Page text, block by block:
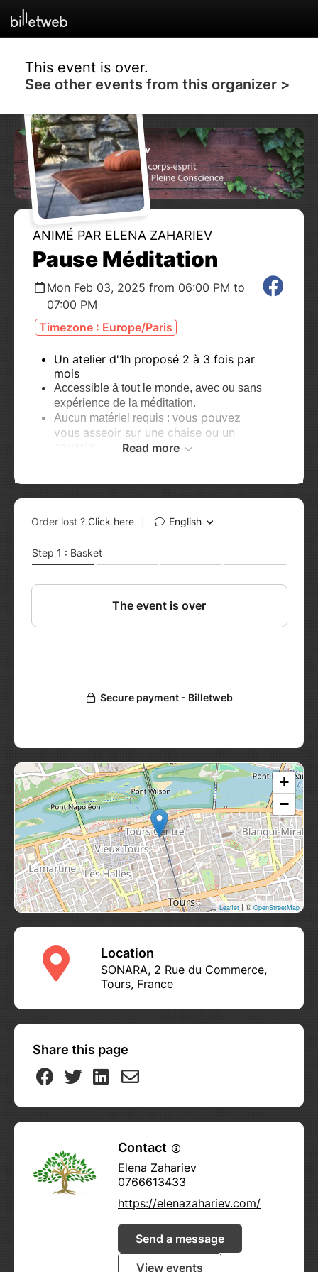
This event is over.
See other events from this organizer >
ANIMÉ PAR ELENA ZAHARIEV
Pause Méditation
Mon Feb 03, 2025 from 06:00 PM to
07:00 PM
Timezone : Europe/Paris
Un atelier d'1h proposé 2 à 3 fois par
mois
Accessible à tout le monde, avec ou sans
expérience de la méditation.
Aucun matériel requis : vous pouvez
vous asseoir sur une chaise ou un
Conscience est accessible à tous-tes, qu’elle
physique. Je propose
ou un angle et je guide une méditation en lien
méditation
proposer quelques mouvements conscients ou
l’approfondir.
vivre les défis du quotidien.
Pour en savoir plus, rdv sur mon site :
https://elenazahariev.com
Pour toute question :
contact@elenazahariev.com- 07 66 61 34 33
Read more
+
−
Leaflet | © OpenStreetMap
Location
SONARA, 2 Rue du Commerce,
Tours, France
Share this page
Contact
Elena Zahariev
0766613433
https://elenazahariev.com/
Send a message
View events